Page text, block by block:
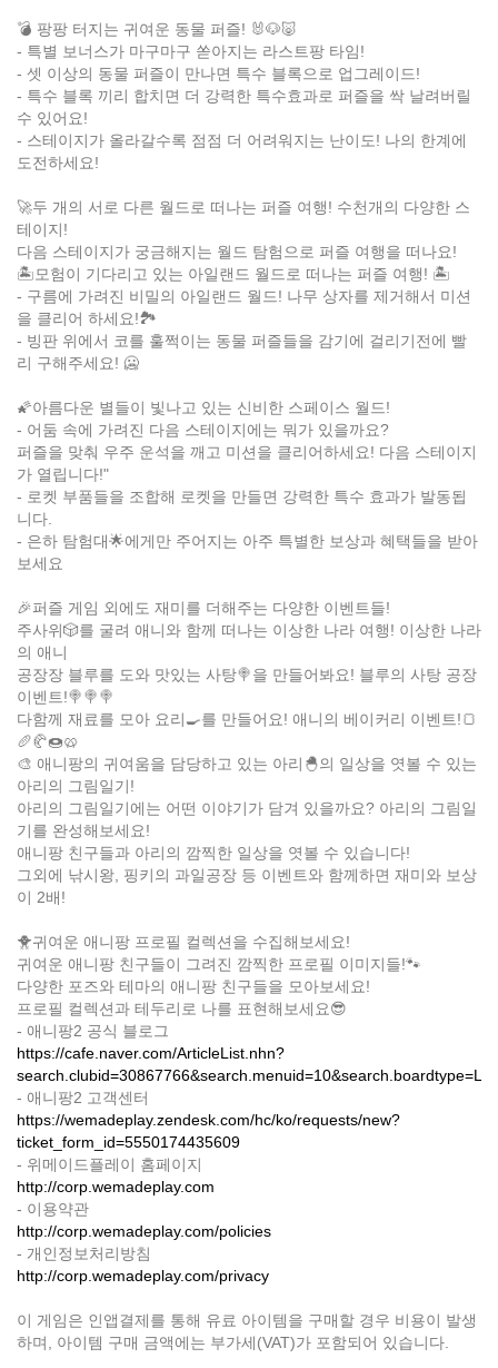
💣 팡팡 터지는 귀여운 동물 퍼즐! 🐰🐶🐷
- 특별 보너스가 마구마구 쏟아지는 라스트팡 타임!
- 셋 이상의 동물 퍼즐이 만나면 특수 블록으로 업그레이드!
- 특수 블록 끼리 합치면 더 강력한 특수효과로 퍼즐을 싹 날려버릴
수 있어요!
- 스테이지가 올라갈수록 점점 더 어려워지는 난이도! 나의 한계에
도전하세요!
🚀두 개의 서로 다른 월드로 떠나는 퍼즐 여행! 수천개의 다양한 스
테이지!
다음 스테이지가 궁금해지는 월드 탐험으로 퍼즐 여행을 떠나요!
🏝모험이 기다리고 있는 아일랜드 월드로 떠나는 퍼즐 여행! 🏝
- 구름에 가려진 비밀의 아일랜드 월드! 나무 상자를 제거해서 미션
을 클리어 하세요!🏞
- 빙판 위에서 코를 훌쩍이는 동물 퍼즐들을 감기에 걸리기전에 빨
리 구해주세요! 🥶
🌠아름다운 별들이 빛나고 있는 신비한 스페이스 월드!
- 어둠 속에 가려진 다음 스테이지에는 뭐가 있을까요?
퍼즐을 맞춰 우주 운석을 깨고 미션을 클리어하세요! 다음 스테이지
가 열립니다!"
- 로켓 부품들을 조합해 로켓을 만들면 강력한 특수 효과가 발동됩
니다.
- 은하 탐험대🌟에게만 주어지는 아주 특별한 보상과 혜택들을 받아
보세요
🎉퍼즐 게임 외에도 재미를 더해주는 다양한 이벤트들!
주사위🎲를 굴려 애니와 함께 떠나는 이상한 나라 여행! 이상한 나라
의 애니
공장장 블루를 도와 맛있는 사탕🍭을 만들어봐요! 블루의 사탕 공장
이벤트!🍭🍭🍭
다함께 재료를 모아 요리🍳를 만들어요! 애니의 베이커리 이벤트!🍞
🥖🥐🍩🥨
🎨 애니팡의 귀여움을 담당하고 있는 아리🐣의 일상을 엿볼 수 있는
아리의 그림일기!
아리의 그림일기에는 어떤 이야기가 담겨 있을까요? 아리의 그림일
기를 완성해보세요!
애니팡 친구들과 아리의 깜찍한 일상을 엿볼 수 있습니다!
그외에 낚시왕, 핑키의 과일공장 등 이벤트와 함께하면 재미와 보상
이 2배!
🐥귀여운 애니팡 프로필 컬렉션을 수집해보세요!
귀여운 애니팡 친구들이 그려진 깜찍한 프로필 이미지들!🐾
다양한 포즈와 테마의 애니팡 친구들을 모아보세요!
프로필 컬렉션과 테두리로 나를 표현해보세요😎
- 애니팡2 공식 블로그
https://cafe.naver.com/ArticleList.nhn?
search.clubid=30867766&search.menuid=10&search.boardtype=L
- 애니팡2 고객센터
https://wemadeplay.zendesk.com/hc/ko/requests/new?
ticket_form_id=5550174435609
- 위메이드플레이 홈페이지
http://corp.wemadeplay.com
- 이용약관
http://corp.wemadeplay.com/policies
- 개인정보처리방침
http://corp.wemadeplay.com/privacy
이 게임은 인앱결제를 통해 유료 아이템을 구매할 경우 비용이 발생
하며, 아이템 구매 금액에는 부가세(VAT)가 포함되어 있습니다.